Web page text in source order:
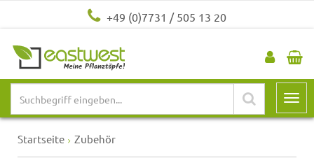
+49 (0)7731 / 505 13 20
Startseite Zubehör